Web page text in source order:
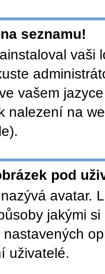
seznamu!
vaši
vašem
nalezení na
pod
avatar.
jakými
uživatelé.